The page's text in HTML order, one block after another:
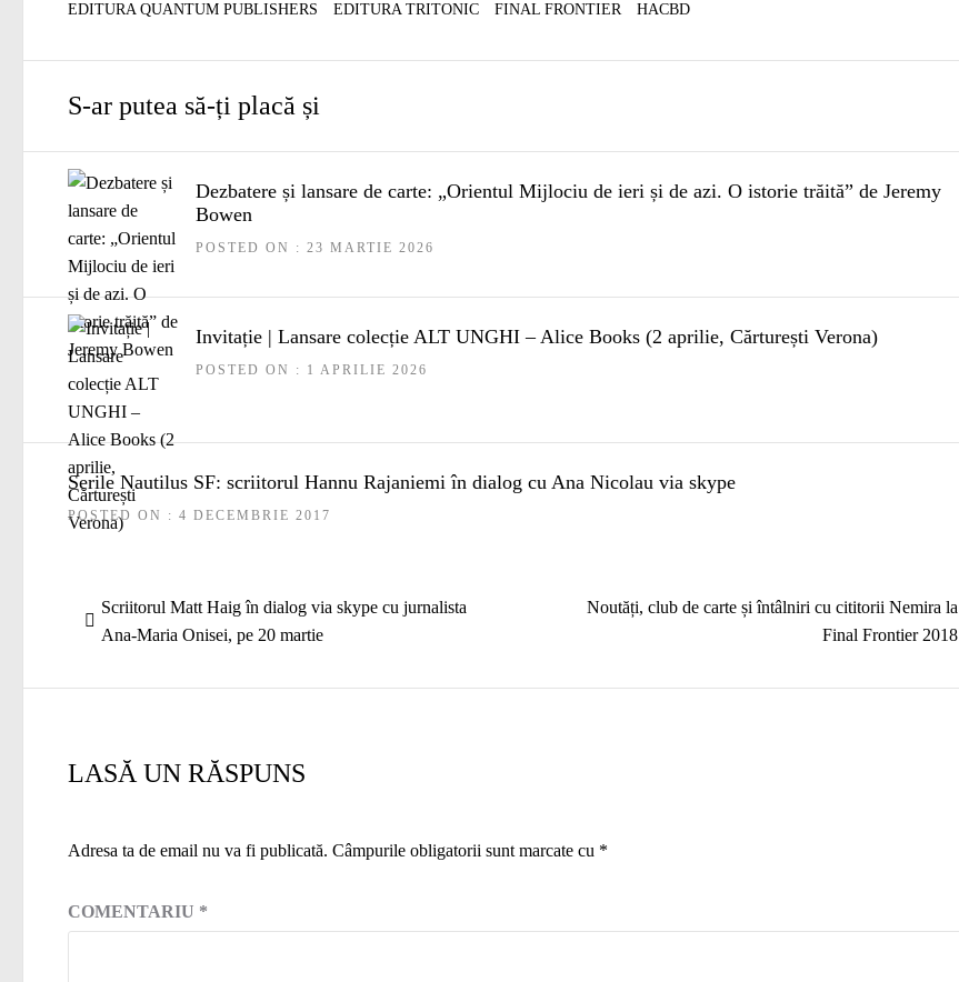
EDITURA QUANTUM PUBLISHERS
EDITURA TRITONIC FINAL FRONTIER HACBD
S-ar putea să-ți placă și
Dezbatere și lansare de carte: „Orientul Mijlociu de ieri și de azi. O istorie trăită” de Jeremy
Bowen
POSTED ON : 23 MARTIE 2026
Invitație | Lansare colecție ALT UNGHI – Alice Books (2 aprilie, Cărturești Verona)
POSTED ON : 1 APRILIE 2026
Serile Nautilus SF: scriitorul Hannu Rajaniemi în dialog cu Ana Nicolau via skype
POSTED ON : 4 DECEMBRIE 2017
în
Articolul
anterior:
Scriitorul Matt Haig în dialog via skype cu jurnalista
Ana-Maria Onisei, pe 20 martie
Articolul
Noutăți, club de carte și întâlniri cu cititorii Nemira la
Final Frontier 2018
LASĂ UN RĂSPUNS
Adresa ta de email nu va fi publicată. Câmpurile obligatorii sunt marcate cu *
COMENTARIU *